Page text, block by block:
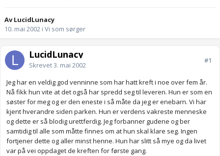
Av LucidLunacy
10. mai 2002 i Vi som sørger
LucidLunacy
Skrevet3. mai 2002
#1
Jeg har en veldig god venninne som har hatt kreft i noe over fem år.
Nå fikk hun vite at det også har spredd seg til leveren. Hun er som en
søster for meg og er den eneste i så måte da jeg er enebarn. Vi har
kjent hverandre siden parken. Hun er verdens vakreste menneske
og dette er så blodig urettferdig. Jeg forbanner gudene og ber
samtidig til alle som måtte finnes om at hun skal klare seg. Ingen
fortjener dette og aller minst henne. Hun har slitt så mye og da livet
var på vei oppdaget de kreften for første gang.